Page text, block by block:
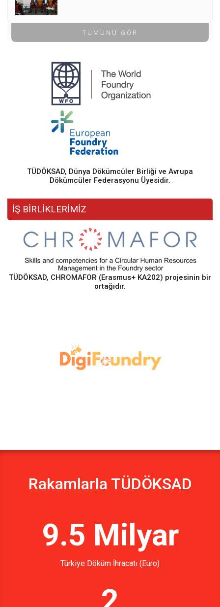
TÜMÜNÜ GÖR
TÜDÖKSAD, Dünya Dökümcüler Birliği ve Avrupa
Dökümcüler Federasyonu Üyesidir.
İŞ BİRLİKLERİMİZ
TÜDÖKSAD, CHROMAFOR (Erasmus+ KA202) projesinin bir
ortağıdır.
Rakamlarla TÜDÖKSAD
9.5 Milyar
Türkiye Döküm İhracatı (Euro)